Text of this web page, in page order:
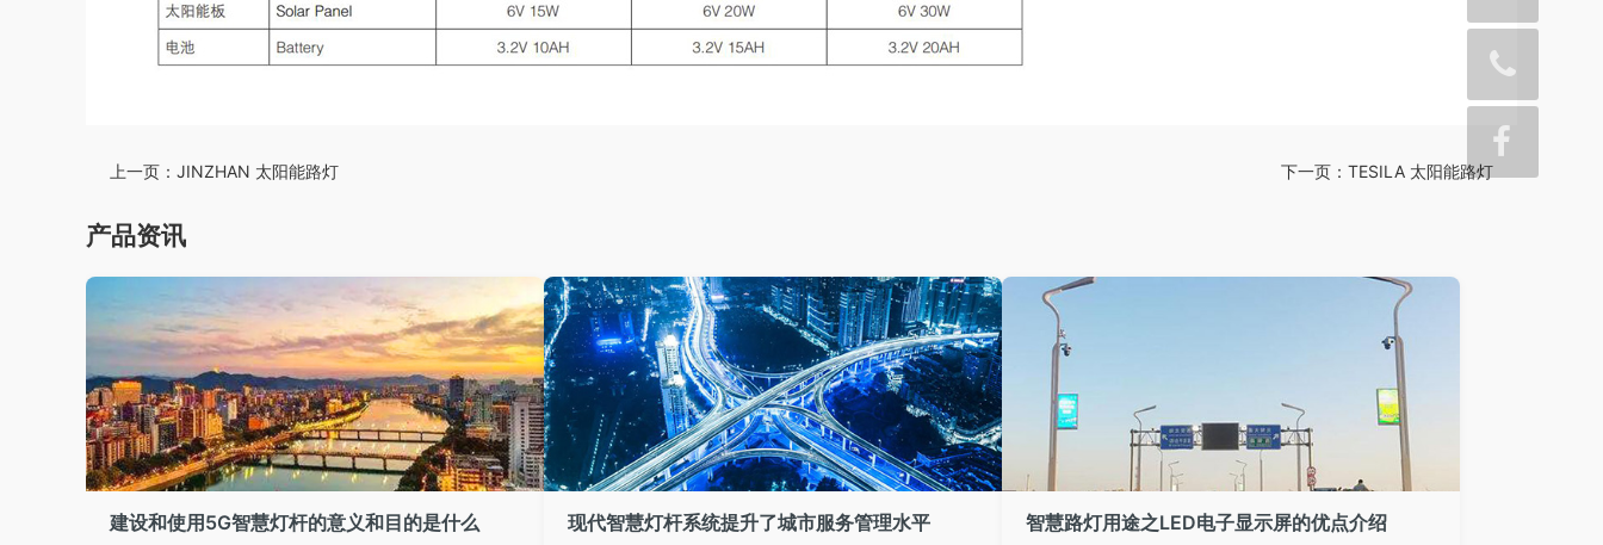
上一页： JINZHAN 太阳能路灯 下一页： TESILA 太阳能路灯
产品资讯
建设和使用5G智慧灯杆的意义和目的是什么 现代智慧灯杆系统提升了城市服务管理水平 智慧路灯用途之LED电子显示屏的优点介绍